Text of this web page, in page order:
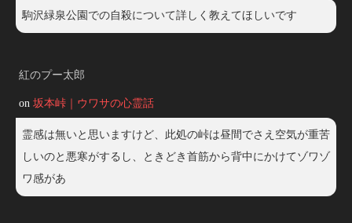
駒沢緑泉公園での自殺について詳しく教えてほしいです
紅のプー太郎
on 坂本峠｜ウワサの心霊話
霊感は無いと思いますけど、此処の峠は昼間でさえ空気が重苦
しいのと悪寒がするし、ときどき首筋から背中にかけてゾワゾ
ワ感があ